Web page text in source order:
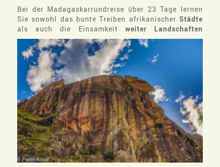
Bei der Madagaskarrundreise über 23 Tage lernen
Sie sowohl das bunte Treiben afrikanischer Städte
als auch die Einsamkeit weiter Landschaften